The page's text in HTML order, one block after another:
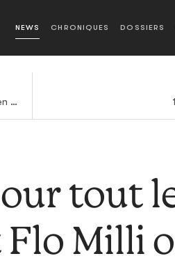
NEWS CHRONIQUES DOSSIERS
Nouvel album pour Huerco S., premier extrait délirant en écoute
tout
Flo Milli